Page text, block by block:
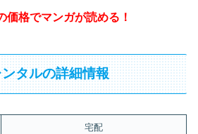
価格でマンガが読める！
タルの詳細情報
宅配